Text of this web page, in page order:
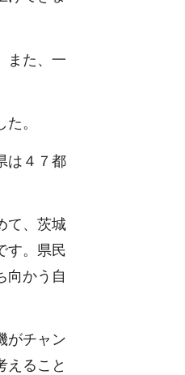
また、一
。
は４７都
て、茨城
す。県民
向かう自
がチャン
えること